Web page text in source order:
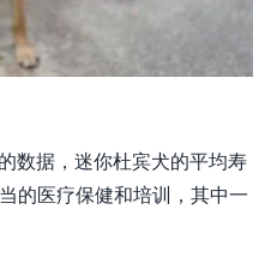
数据，迷你杜宾犬的平均寿
的医疗保健和培训，其中一